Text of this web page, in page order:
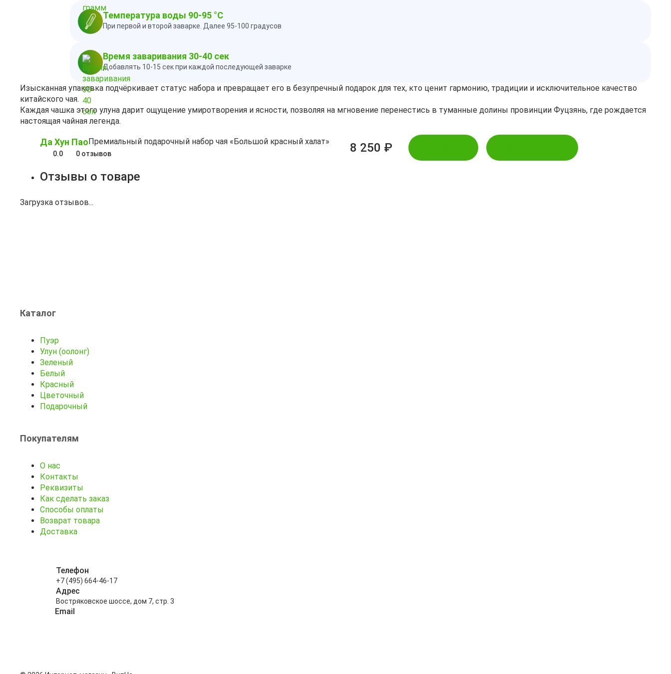
Температура воды 90-95 °C
При первой и второй заварке. Далее 95-100 градусов
Время заваривания 30-40 сек
Добавлять 10-15 сек при каждой последующей заварке
Изысканная упаковка подчёркивает статус набора и превращает его в безупречный подарок для тех, кто ценит гармонию, традиции и исключительное качество
китайского чая.
Каждая чашка этого улуна дарит ощущение умиротворения и ясности, позволяя на мгновение перенестись в туманные долины провинции Фуцзянь, где рождается
настоящая чайная легенда.
Да Хун ПаоПремиальный подарочный набор чая «Большой красный халат»
0.0 0 отзывов 8 250 ₽
Отзывы о товаре
Загрузка отзывов...
Каталог
Пуэр
Улун (оолонг)
Зеленый
Белый
Красный
Цветочный
Подарочный
Покупателям
О нас
Контакты
Реквизиты
Как сделать заказ
Способы оплаты
Возврат товара
Доставка
Телефон
+7 (495) 664-46-17
Адрес
Востряковское шоссе, дом 7, стр. 3
Email